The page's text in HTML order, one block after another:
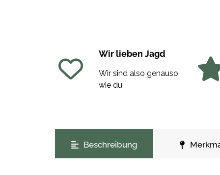
Wir lieben Jagd
Wir sind also genauso
wie du
Beschreibung